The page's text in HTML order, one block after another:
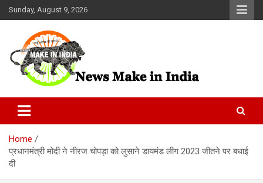
Skip
to
Sunday, August 9, 2026
News Make In india
Home
प्रधानमंत्री मोदी ने नीरज चोपड़ा को लुसाने डायमंड लीग 2023 जीतने पर बधाई
दी